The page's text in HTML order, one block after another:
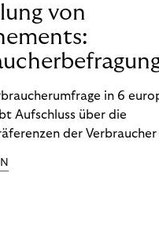
von
in 6
Aufschluss über die
der
um zu erfahren, wie Sie